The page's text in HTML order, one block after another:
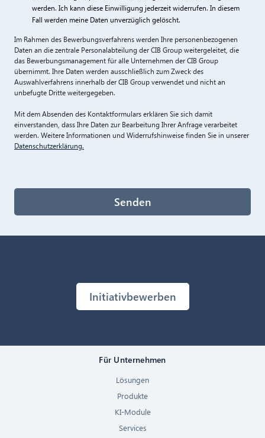
werden. Ich kann diese Einwilligung jederzeit widerrufen. In diesem
Fall werden meine Daten unverzüglich gelöscht.
Im Rahmen des Bewerbungsverfahrens werden Ihre personenbezogenen
Daten an die zentrale Personalabteilung der CIB Group weitergeleitet, die
das Bewerbungsmanagement für alle Unternehmen der CIB Group
übernimmt. Ihre Daten werden ausschließlich zum Zweck des
Auswahlverfahrens innerhalb der CIB Group verwendet und nicht an
unbefugte Dritte weitergegeben.
Mit dem Absenden des Kontaktformulars erklären Sie sich damit
einverstanden, dass Ihre Daten zur Bearbeitung Ihrer Anfrage verarbeitet
werden. Weitere Informationen und Widerrufshinweise finden Sie in unserer
Datenschutzerklärung.
Senden
Initiativbewerben
Für Unternehmen
Lösungen
Produkte
KI-Module
Services